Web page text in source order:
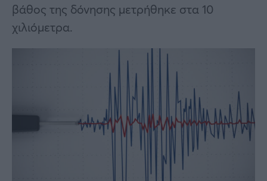
βάθος της δόνησης μετρήθηκε στα 10
χιλιόμετρα.